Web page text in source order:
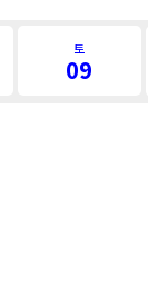
토
09